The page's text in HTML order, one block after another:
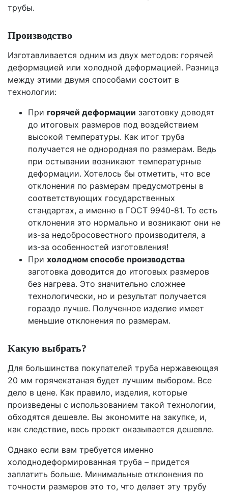
трубы.
Производство
Изготавливается одним из двух методов: горячей
деформацией или холодной деформацией. Разница
между этими двумя способами состоит в
технологии:
При горячей деформации заготовку доводят
до итоговых размеров под воздействием
высокой температуры. Как итог труба
получается не однородная по размерам. Ведь
при остывании возникают температурные
деформации. Хотелось бы отметить, что все
отклонения по размерам предусмотрены в
соответствующих государственных
стандартах, а именно в ГОСТ 9940-81. То есть
отклонения это нормально и возникают они не
из-за недобросовестного производителя, а
из-за особенностей изготовления!
При холодном способе производства
заготовка доводится до итоговых размеров
без нагрева. Это значительно сложнее
технологически, но и результат получается
гораздо лучше. Полученное изделие имеет
меньшие отклонения по размерам.
Какую выбрать?
Для большинства покупателей труба нержавеющая
20 мм горячекатаная будет лучшим выбором. Все
дело в цене. Как правило, изделия, которые
произведены с использованием такой технологии,
обходятся дешевле. Вы экономите на закупке, и,
как следствие, весь проект оказывается дешевле.
Однако если вам требуется именно
холоднодеформированная труба – придется
заплатить больше. Минимальные отклонения по
точности размеров это то, что делает эту трубу